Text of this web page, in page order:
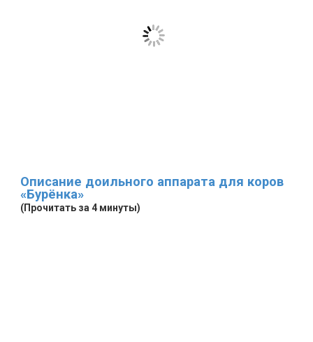
Описание доильного аппарата для коров
«Бурёнка»
(Прочитать за 4 минуты)